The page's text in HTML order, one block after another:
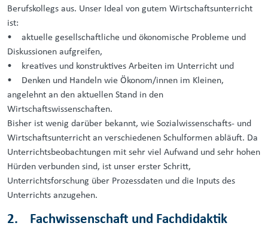
Berufskollegs aus. Unser Ideal von gutem Wirtschaftsunterricht
ist:
• aktuelle gesellschaftliche und ökonomische Probleme und
Diskussionen aufgreifen,
• kreatives und konstruktives Arbeiten im Unterricht und
• Denken und Handeln wie Ökonom/innen im Kleinen,
angelehnt an den aktuellen Stand in den
Wirtschaftswissenschaften.
Bisher ist wenig darüber bekannt, wie Sozialwissenschafts- und
Wirtschaftsunterricht an verschiedenen Schulformen abläuft. Da
Unterrichtsbeobachtungen mit sehr viel Aufwand und sehr hohen
Hürden verbunden sind, ist unser erster Schritt,
Unterrichtsforschung über Prozessdaten und die Inputs des
Unterrichts anzugehen.
2. Fachwissenschaft und Fachdidaktik